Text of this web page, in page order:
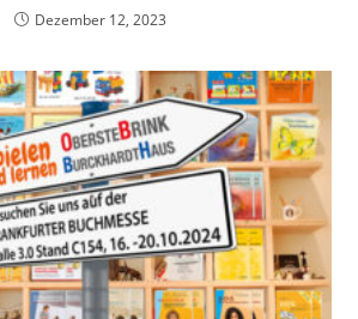
Dezember 12, 2023